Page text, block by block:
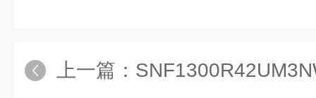
上一篇：